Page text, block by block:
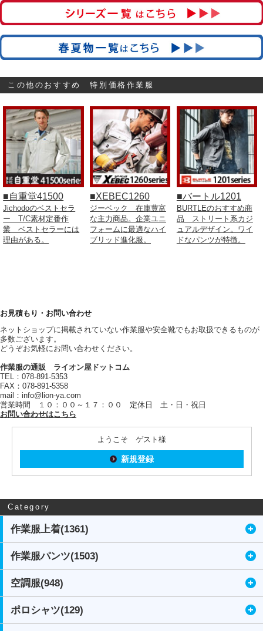
この他のおすすめ 特別価格作業服
■自重堂41500
Jichodoのベストセラ
ー T/C素材定番作
業 ベストセラーには
理由がある。
■XEBEC1260
ジーベック 在庫豊富
な主力商品。企業ユニ
フォームに最適なハイ
ブリッド進化服。
■バートル1201
BURTLEのおすすめ商
品 ストリート系カジ
ュアルデザイン。ワイ
ドなパンツが特徴。
お見積もり・お問い合わせ
ネットショップに掲載されていない作業服や安全靴でもお取扱できるものが
多数ございます。
どうぞお気軽にお問い合わせください。
作業服の通販 ライオン屋ドットコム
TEL：078-891-5353
FAX：078-891-5358
mail：info@lion-ya.com
営業時間 １０：００～１７：００ 定休日 土・日・祝日
お問い合わせはこちら
ようこそ ゲスト様
新規登録
Category
作業服上着(1361)
作業服パンツ(1503)
空調服(948)
ポロシャツ(129)